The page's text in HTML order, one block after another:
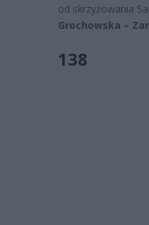
od skrzyżowania
Grochowska –
138